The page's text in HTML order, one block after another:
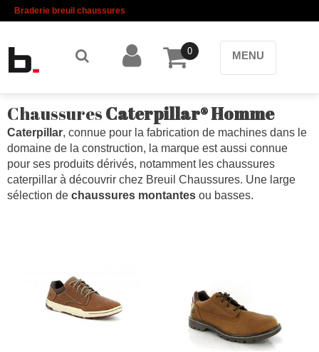
Braderie breuil chaussures
0 MENU
ChaussuresCaterpillar® Homme
Caterpillar, connue pour la fabrication de machines dans le
domaine de la construction, la marque est aussi connue
pour ses produits dérivés, notamment les chaussures
caterpillar à découvrir chez Breuil Chaussures. Une large
sélection de chaussures montantes ou basses.